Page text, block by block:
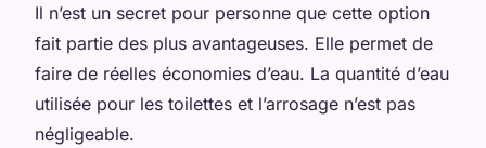
Il n’est un secret pour personne que cette option
fait partie des plus avantageuses. Elle permet de
faire de réelles économies d’eau. La quantité d’eau
utilisée pour les toilettes et l’arrosage n’est pas
négligeable.